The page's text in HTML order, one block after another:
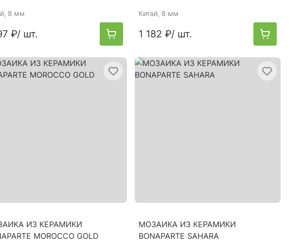
, 8 мм
₽/ шт.
Китай, 8 мм
1 182 ₽/ шт.
ИЗ КЕРАМИКИ
MOROCCO GOLD
МОЗАИКА ИЗ КЕРАМИКИ
BONAPARTE SAHARA